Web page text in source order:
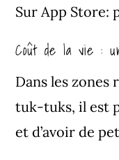
Sur App Store:
Coût de la vie :
Dans les zones
tuk-tuks, il est
et d’avoir de